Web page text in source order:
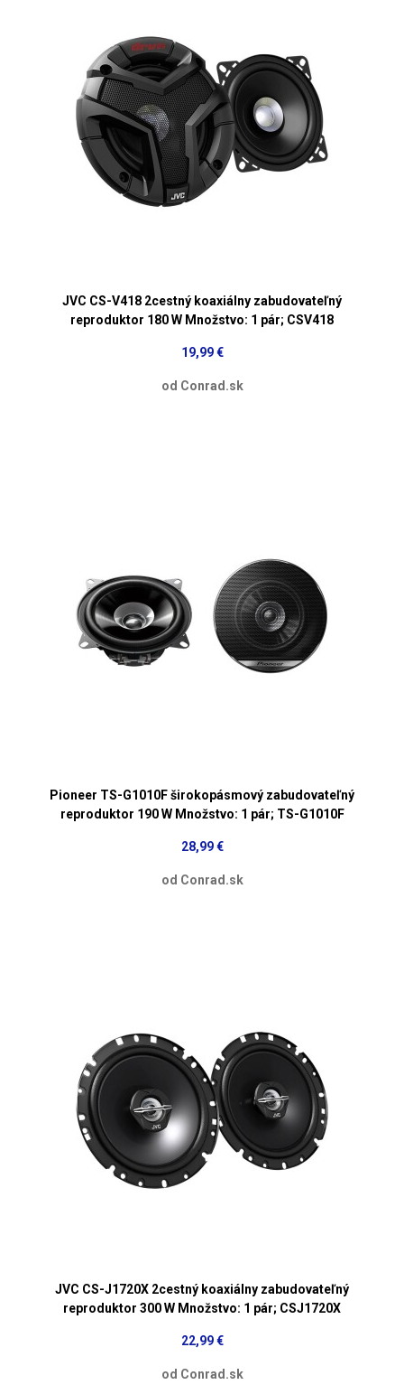
JVC CS-V418 2cestný koaxiálny zabudovateľný
reproduktor 180 W Množstvo: 1 pár; CSV418
19,99 €
od Conrad.sk
Pioneer TS-G1010F širokopásmový zabudovateľný
reproduktor 190 W Množstvo: 1 pár; TS-G1010F
28,99 €
od Conrad.sk
JVC CS-J1720X 2cestný koaxiálny zabudovateľný
reproduktor 300 W Množstvo: 1 pár; CSJ1720X
22,99 €
od Conrad.sk